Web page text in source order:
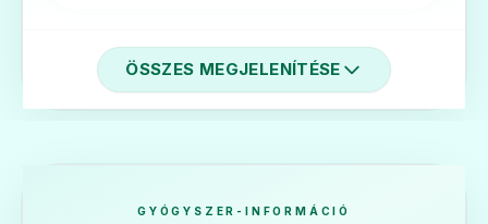
🧬
Ár: —
ÖSSZES MEGJELENÍTÉSE
GYÓGYSZER-INFORMÁCIÓ